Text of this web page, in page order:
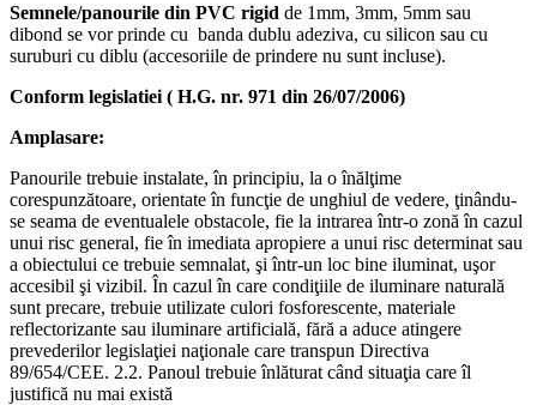
Semnele/panourile din PVC rigid de 1mm, 3mm, 5mm sau
dibond se vor prinde cu banda dublu adeziva, cu silicon sau cu
suruburi cu diblu (accesoriile de prindere nu sunt incluse).
Conform legislatiei ( H.G. nr. 971 din 26/07/2006)
Amplasare:
Panourile trebuie instalate, în principiu, la o înălţime
corespunzătoare, orientate în funcţie de unghiul de vedere, ţinându-
se seama de eventualele obstacole, fie la intrarea într-o zonă în cazul
unui risc general, fie în imediata apropiere a unui risc determinat sau
a obiectului ce trebuie semnalat, şi într-un loc bine iluminat, uşor
accesibil şi vizibil. În cazul în care condiţiile de iluminare naturală
sunt precare, trebuie utilizate culori fosforescente, materiale
reflectorizante sau iluminare artificială, fără a aduce atingere
prevederilor legislaţiei naţionale care transpun Directiva
89/654/CEE. 2.2. Panoul trebuie înlăturat când situaţia care îl
justifică nu mai există